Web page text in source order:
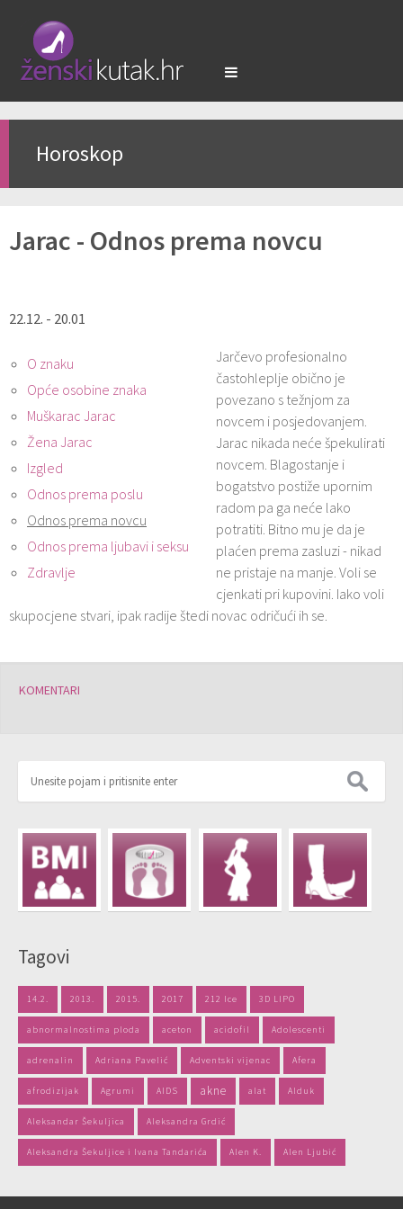
Horoskop
Jarac - Odnos prema novcu
22.12. - 20.01
O znaku
Opće osobine znaka
Muškarac Jarac
Žena Jarac
Izgled
Odnos prema poslu
Odnos prema novcu
Odnos prema ljubavi i seksu
Zdravlje
Jarčevo profesionalno
častohleplje obično je
povezano s težnjom za
novcem i posjedovanjem.
Jarac nikada neće špekulirati
novcem. Blagostanje i
bogatstvo postiže upornim
radom pa ga neće lako
potratiti. Bitno mu je da je
plaćen prema zasluzi - nikad
ne pristaje na manje. Voli se
cjenkati pri kupovini. Iako voli
skupocjene stvari, ipak radije štedi novac odričući ih se.
KOMENTARI
Tagovi
14.2. 2013. 2015. 2017 212 Ice 3D LIPO
abnormalnostima ploda aceton acidofil Adolescenti
adrenalin Adriana Pavelić Adventski vijenac Afera
afrodizijak Agrumi AIDS akne alat Alduk
Aleksandar Šekuljica Aleksandra Grdić
Aleksandra Šekuljice i Ivana Tandarića Alen K. Alen Ljubić